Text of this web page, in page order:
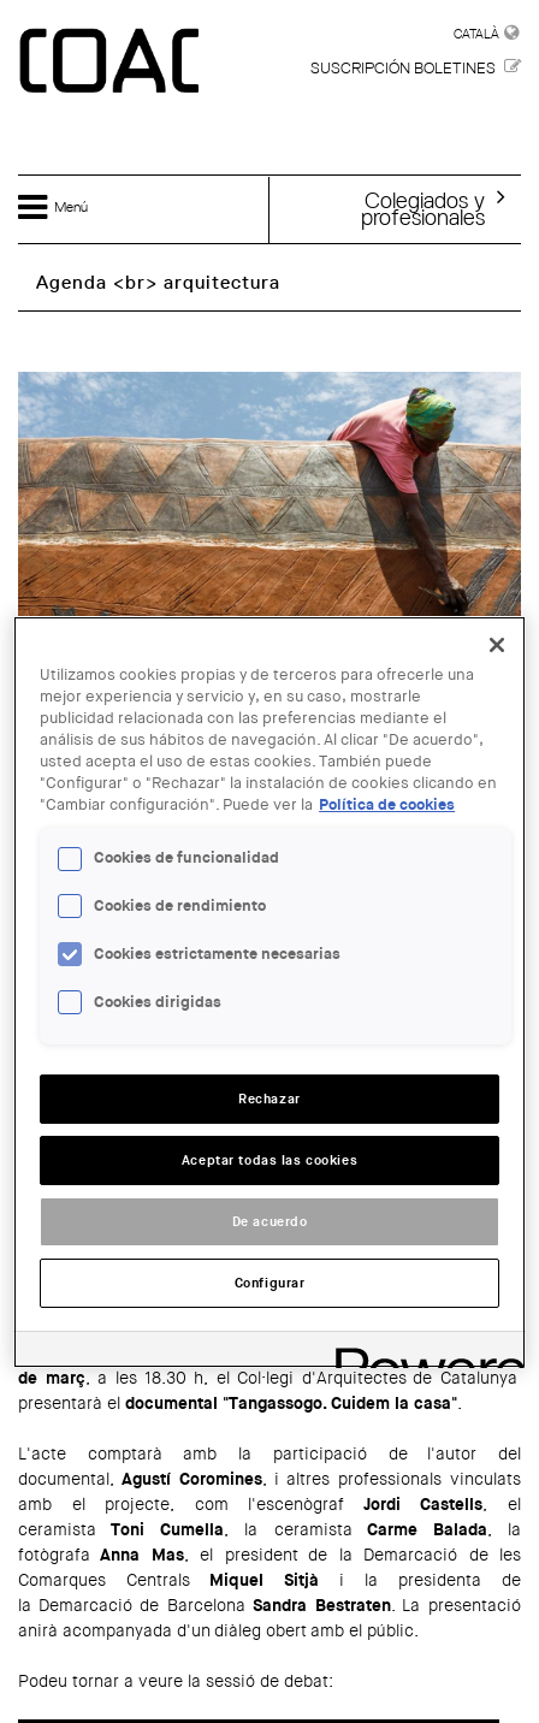
CATALÀ
SUSCRIPCIÓN BOLETINES
Menú Colegiados y
profesionales
Agenda <br> arquitectura
© Anna Mas
04 MAR
Presentació del documental
"Tangassogo. Cuidem la casa", amb
motiu del Dia de la Dona
ACCIONES
SALA:
WhatsApp
Facebook
TwitterLinkedIn
Share
En el marc del Dia Internacional de la Dona, el pròxim
de març , a les 18.30 h, el Col·legi d'Arquitectes de Catalunya
presentarà el documental "Tangassogo. Cuidem la casa"
L'acte comptarà amb la participació de l'autor del
documental, Agustí Coromines,
i altres professionals vinculats
amb el projecte, com l'escenògraf Jordi Castells , el
ceramistaToni Cumella , la ceramista Carme Balada , la
fotògrafaAnna Mas, el presidentde la Demarcació de les
Comarques Centrals
Miquel Sitjà i la presidenta de
la Demarcació de Barcelona Sandra Bestraten. La presentació
anirà acompanyada d'undiàleg obertamb el públic.
Podeu tornar a veure la sessió de debat:
Utilizamos cookies propias y de terceros para ofrecerle una
mejor experiencia y servicio y, en su caso, mostrarle
publicidad relacionada con las preferencias mediante el
análisis de sus hábitos de navegación. Al clicar "De acuerdo",
usted acepta el uso de estas cookies. También puede
"Configurar" o "Rechazar" la instalación de cookies clicando en
"Cambiar configuración". Puede ver la Política de cookies
Cookies de funcionalidad
Cookies de rendimiento
Cookies estrictamente necesarias
Cookies dirigidas
Rechazar
Aceptar todas las cookies
De acuerdo
Configurar